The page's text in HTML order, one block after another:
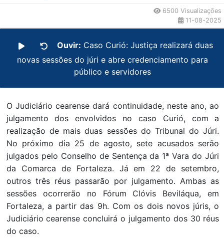
6500 Visualizações
11-08-2025
Ouvir: Caso Curió: Justiça realizará duas
novas sessões do júri e abre credenciamento para
público e servidores
O Judiciário cearense dará continuidade, neste ano, ao
julgamento dos envolvidos no caso Curió, com a
realização de mais duas sessões do Tribunal do Júri.
No próximo dia 25 de agosto, sete acusados serão
julgados pelo Conselho de Sentença da 1ª Vara do Júri
da Comarca de Fortaleza. Já em 22 de setembro,
outros três réus passarão por julgamento. Ambas as
sessões ocorrerão no Fórum Clóvis Beviláqua, em
Fortaleza, a partir das 9h. Com os dois novos júris, o
Judiciário cearense concluirá o julgamento dos 30 réus
do caso.